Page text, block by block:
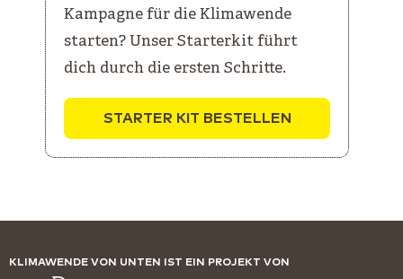
Kampagne für die Klimawende
starten? Unser Starterkit führt
dich durch die ersten Schritte.
STARTER KIT BESTELLEN
KLIMAWENDE VON UNTEN IST EIN PROJEKT VON